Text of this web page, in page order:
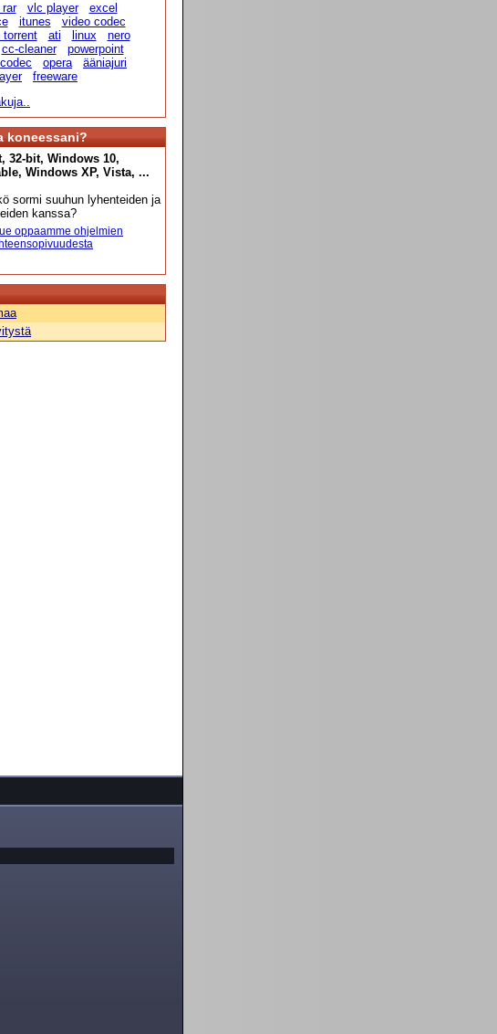
vlc player
excel
itunes
video codec
torrent ati linux
nero
cc-cleaner
powerpoint
codec opera
ääniajuri
freeware
koneessani?
32-bit, Windows 10,
Windows XP, Vista, ...
sormi suuhun lyhenteiden ja
kanssa?
oppaamme ohjelmien